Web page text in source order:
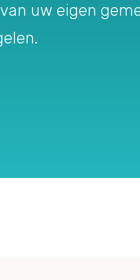
uw eigen